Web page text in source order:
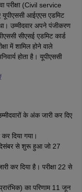
परीक्षा (Civil service
यूपीएससी आईएएस एडमिट
उम्मीदवार अपने पंजीकरण
सीएसई एडमिट कार्ड
में शामिल होने वाले
होता है। यूपीएससी
के अंक जारी कर दिए
दिया गया।
से शुरू हुआ जो 27
कर दिया है। परीक्षा 22 से
का परिणाम 11 जून